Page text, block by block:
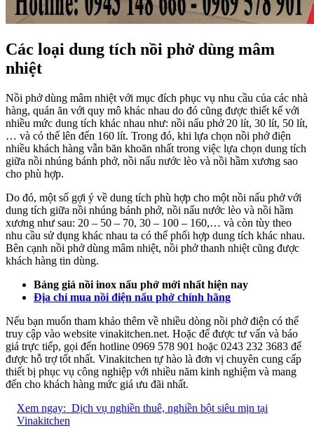
Các loại dung tích nồi phở dùng mâm
nhiệt
Nồi phở dùng mâm nhiệt với mục đích phục vụ nhu cầu của các nhà
hàng, quán ăn với quy mô khác nhau do đó cũng được thiết kế với
nhiều mức dung tích khác nhau như: nồi nấu phở 20 lít, 30 lít, 50 lít,
… và có thể lên đến 160 lít. Trong đó, khi lựa chọn nồi phở điện
nhiều khách hàng vẫn băn khoăn nhất trong việc lựa chọn dung tích
giữa nồi nhúng bánh phở, nồi nấu nước lèo và nồi hầm xương sao
cho phù hợp.
Do đó, một số gợi ý về dung tích phù hợp cho một nồi nấu phở với
dung tích giữa nồi nhúng bánh phở, nồi nấu nước lèo và nồi hầm
xương như sau: 20 – 50 – 70, 30 – 100 – 160,… và còn tùy theo
nhu cầu sử dụng khác nhau ta có thể phối hợp dung tích khác nhau.
Bên cạnh nồi phở dùng mâm nhiệt, nồi phở thanh nhiệt cũng được
khách hàng tin dùng.
Bảng giá nồi inox nấu phở mới nhất hiện nay
Địa chỉ mua nồi điện nấu phở chính hãng
Nếu bạn muốn tham khảo thêm về nhiều dòng nồi phở điện có thể
truy cập vào website vinakitchen.net. Hoặc để được tư vấn và báo
giá trực tiếp, gọi đến hotline 0969 578 901 hoặc 0243 232 3683 để
được hỗ trợ tốt nhất. Vinakitchen tự hào là đơn vị chuyên cung cấp
thiết bị phục vụ công nghiệp với nhiều năm kinh nghiệm và mang
đến cho khách hàng mức giá ưu đãi nhất.
Xem ngay: Dịch vụ nghiền thuê, nghiền bột siêu mịn tại
Vinakitchen